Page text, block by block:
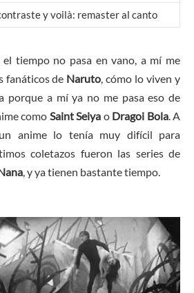
y voilà: remaster al canto
tiempo no pasa en vano, a mí me
fanáticos de Naruto, cómo lo viven y
porque a mí ya no me pasa eso de
como Saint Seiya o Dragoi Bola. A
anime lo tenía muy difícil para
coletazos fueron las series de
, y ya tienen bastante tiempo.